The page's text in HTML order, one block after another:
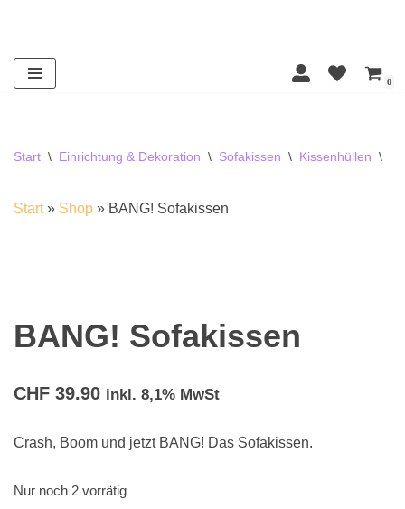
Inhalt
0
Start \ Einrichtung & Dekoration \ Sofakissen \ Kissenhüllen \
Start» Shop » BANG! Sofakissen
BANG! Sofakissen
CHF 39.90 inkl. 8,1% MwSt
Crash, Boom und jetzt BANG! Das Sofakissen.
Nur noch 2 vorrätig